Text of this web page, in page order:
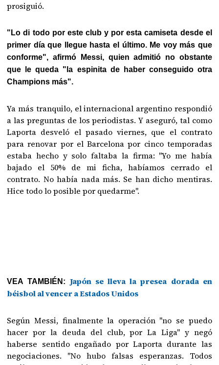
prosiguió.
"Lo di todo por este club y por esta camiseta desde el
primer día que llegue hasta el último. Me voy más que
conforme", afirmó Messi, quien admitió no obstante
que le queda "la espinita de haber conseguido otra
Champions más".
Ya más tranquilo, el internacional argentino respondió
a las preguntas de los periodistas. Y aseguró, tal como
Laporta desveló el pasado viernes, que el contrato
para renovar por el Barcelona por cinco temporadas
estaba hecho y solo faltaba la firma: "Yo me había
bajado el 50% de mi ficha, habíamos cerrado el
contrato. No había nada más. Se han dicho mentiras.
Hice todo lo posible por quedarme".
VEA TAMBIÉN: Japón se lleva la presea dorada en
béisbol al vencer a Estados Unidos
Según Messi, finalmente la operación "no se puedo
hacer por la deuda del club, por La Liga" y negó
haberse sentido engañado por Laporta durante las
negociaciones. "No hubo falsas esperanzas. Todos